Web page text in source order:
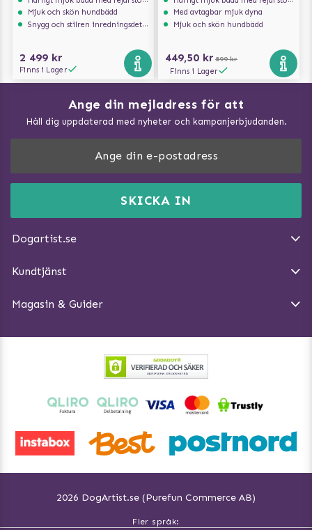
Mjuk och skön hundbädd
Snygg och stilren inredningsdetalj
2 499 kr
Finns i Lager
Med avtagbar mjuk dyna
Mjuk och skön hundbädd
449,50 kr 899 kr
Finns i Lager
Ange din mejladress för att
Håll dig uppdaterad med nyheter och kampanjerbjudanden.
SKICKA IN
Dogartist.se
DogArtist.se drivs av:
E-post:info@dogartist.se
Kundtjänst
Ångra Köp
Magasin & Guider
Vad kan hundar äta?
Träna Nose Work hemma
Så gör du promenaden roligare
Hundbäddar
2026 DogArtist.se (Purefun Commerce AB)
Fler språk: